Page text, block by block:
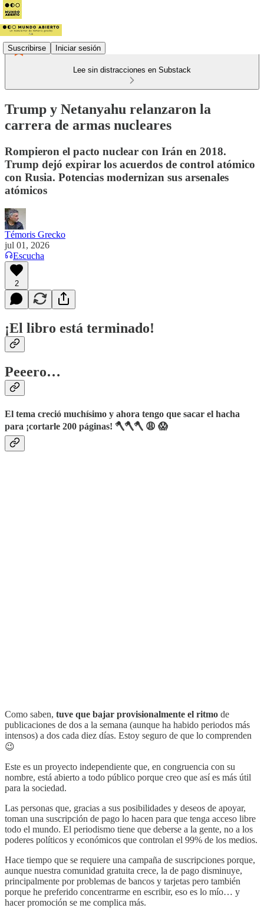
Suscribirse Iniciar sesión
Lee sin distracciones en Substack
Trump y Netanyahu relanzaron la
carrera de armas nucleares
Rompieron el pacto nuclear con Irán en 2018.
Trump dejó expirar los acuerdos de control atómico
con Rusia. Potencias modernizan sus arsenales
atómicos
Témoris Grecko
jul 01, 2026
Escucha
2
¡El libro está terminado!
Peeero…
El tema creció muchísimo y ahora tengo que sacar el hacha
para ¡cortarle 200 páginas! 🪓🪓🪓 😩 😱
Como saben, tuve que bajar provisionalmente el ritmo de
publicaciones de dos a la semana (aunque ha habido periodos más
intensos) a dos cada diez días. Estoy seguro de que lo comprenden
😉
Este es un proyecto independiente que, en congruencia con su
nombre, está abierto a todo público porque creo que así es más útil
para la sociedad.
Las personas que, gracias a sus posibilidades y deseos de apoyar,
toman una suscripción de pago lo hacen para que tenga acceso libre
todo el mundo. El periodismo tiene que deberse a la gente, no a los
poderes políticos y económicos que controlan el 99% de los medios.
Hace tiempo que se requiere una campaña de suscripciones porque,
aunque nuestra comunidad gratuita crece, la de pago disminuye,
principalmente por problemas de bancos y tarjetas pero también
porque he preferido concentrarme en escribir, eso es lo mío… y
hacer promoción se me complica más.